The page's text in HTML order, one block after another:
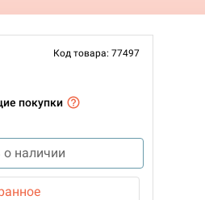
Код товара: 77497
покупки
наличии